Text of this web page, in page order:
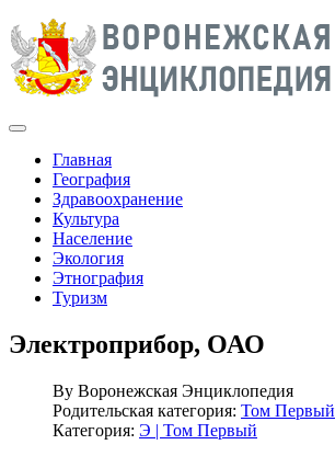
Главная
География
Здравоохранение
Культура
Население
Экология
Этнография
Туризм
Электроприбор, ОАО
By Воронежская Энциклопедия
Родительская категория: Том Первый
Категория: Э | Том Первый